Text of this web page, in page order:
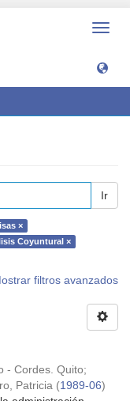
Ir
×
Coyuntural ×
filtros avanzados
- Cordes. Quito;
Patricia (1989-06)